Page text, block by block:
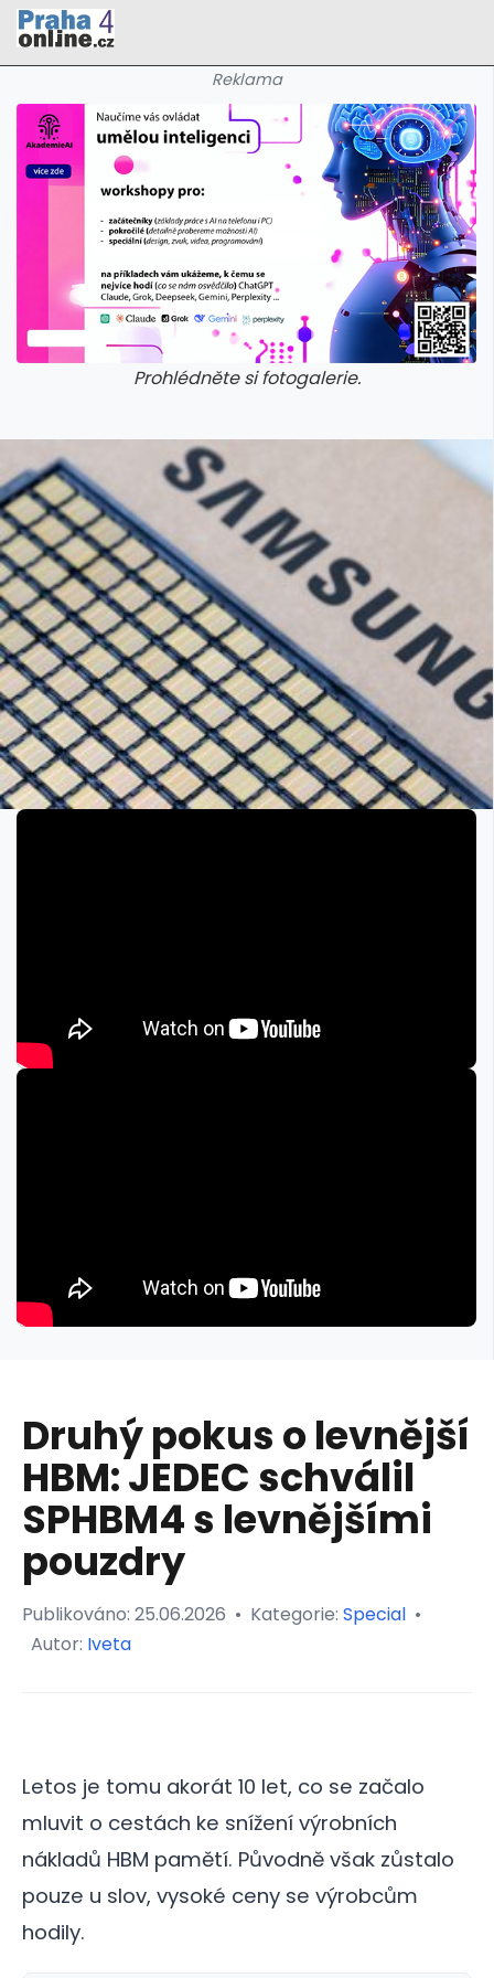
Reklama
Prohlédněte si fotogalerie.
Druhý pokus o levnější
HBM: JEDEC schválil
SPHBM4 s levnějšími
pouzdry
Publikováno: 25.06.2026 • Kategorie: Special •
Autor: Iveta
Letos je tomu akorát 10 let, co se začalo
mluvit o cestách ke snížení výrobních
nákladů HBM pamětí. Původně však zůstalo
pouze u slov, vysoké ceny se výrobcům
hodily.